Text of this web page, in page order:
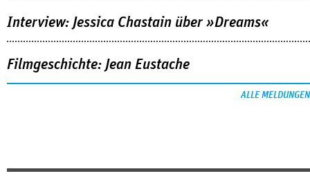
Interview: Jessica Chastain über »Dreams«
Filmgeschichte: Jean Eustache
ALLE MELDUNGEN